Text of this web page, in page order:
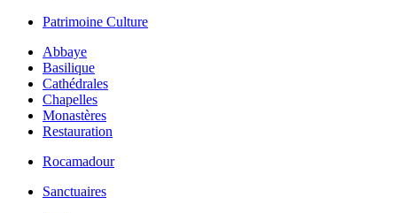
Patrimoine Culture
Abbaye
Basilique
Cathédrales
Chapelles
Monastères
Restauration
Rocamadour
Sanctuaires